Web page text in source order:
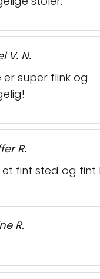
V. N.
er super flink og
R.
et fint sted og fint
R.